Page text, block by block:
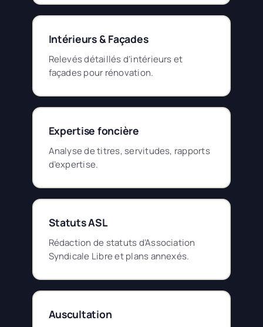
Intérieurs & Façades
Relevés détaillés d’intérieurs et
façades pour rénovation.
Expertise foncière
Analyse de titres, servitudes, rapports
d’expertise.
Statuts ASL
Rédaction de statuts d’Association
Syndicale Libre et plans annexés.
Auscultation